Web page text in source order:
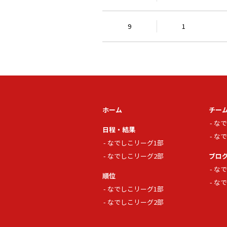
9 1
ホーム
日程・結果
なでしこリーグ1部
なでしこリーグ2部
順位
なでしこリーグ1部
なでしこリーグ2部
チー
な
な
ブロ
な
な